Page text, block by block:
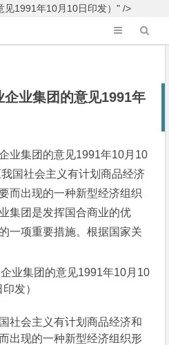
见1991年10月10日印发）" />
业集团的意见1991年
业集团的意见1991年10月10
国社会主义有计划商品经济
而出现的一种新型经济组织
集团是发挥国合商业的优
一项重要措施。根据国家关
业集团的意见1991年10月10
印发）
社会主义有计划商品经济和
出现的一种新型经济组织形